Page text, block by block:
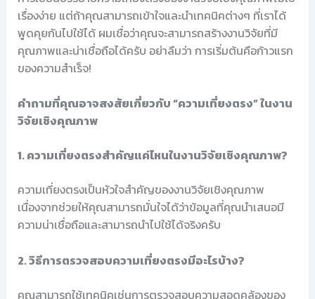
เรื่องง่าย แต่ถ้าคุณสามารถเข้าใจและนำเทคนิคต่างๆ ที่เราได้
พูดคุยกันไปใช้ได้ ผมเชื่อว่าคุณจะสามารถสร้างงานวิจัยที่มี
คุณภาพและน่าเชื่อถือได้ครับ อย่าลืมว่า การเริ่มต้นคือก้าวแรก
ของความสำเร็จ!
คำถามที่คุณอาจสงสัยเกี่ยวกับ “ความเที่ยงตรง” ในงาน
วิจัยเชิงคุณภาพ
1. ความเที่ยงตรงสำคัญแค่ไหนในงานวิจัยเชิงคุณภาพ?
ความเที่ยงตรงเป็นหัวใจสำคัญของงานวิจัยเชิงคุณภาพ
เนื่องจากช่วยให้คุณสามารถมั่นใจได้ว่าข้อมูลที่คุณนำเสนอมี
ความน่าเชื่อถือและสามารถนำไปใช้ได้จริงครับ
2. วิธีการตรวจสอบความเที่ยงตรงมีอะไรบ้าง?
คุณสามารถใช้เทคนิคเช่นการตรวจสอบความสอดคล้องของ